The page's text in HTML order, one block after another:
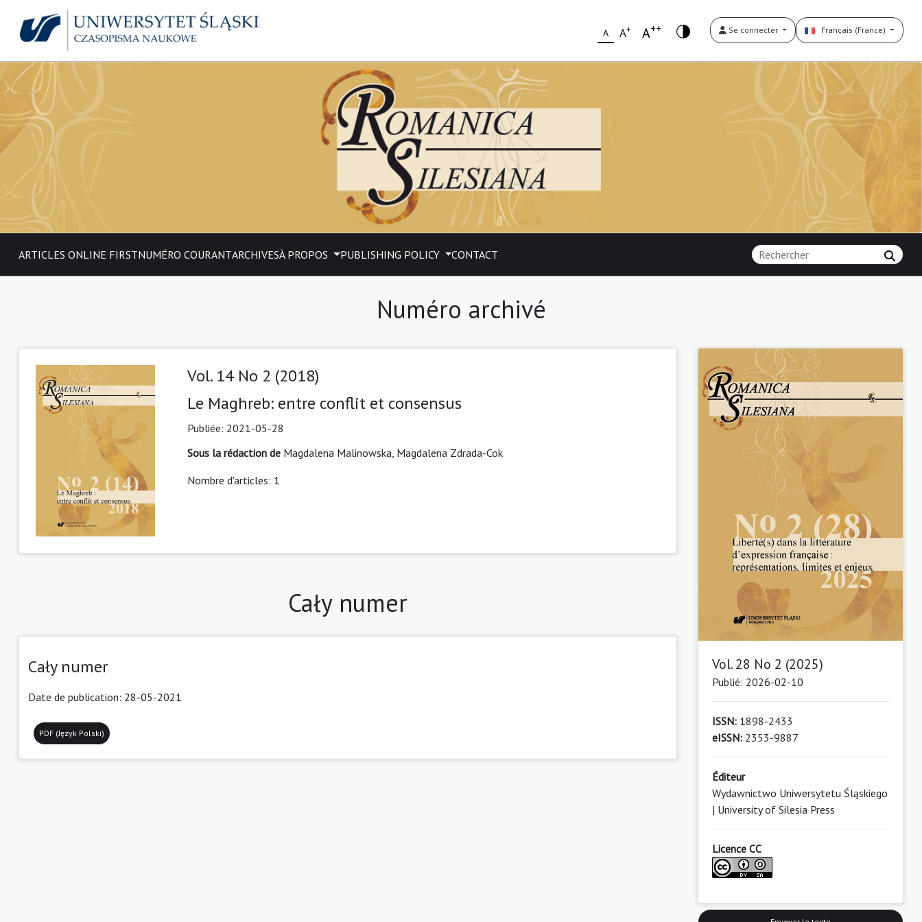
A A+ A++ Se connecter Français (France)
ARTICLES ONLINE FIRSTNUMÉRO COURANTARCHIVESÀ PROPOS PUBLISHING POLICY CONTACT
Numéro archivé
Vol. 14 No 2 (2018)
Le Maghreb: entre conflit et consensus
Publiée: 2021-05-28
Sous la rédaction de Magdalena Malinowska, Magdalena Zdrada-Cok
Nombre d'articles: 1
Cały numer
Cały numer
Date de publication: 28-05-2021
PDF (Język Polski)
Vol. 28 No 2 (2025)
Publié: 2026-02-10
ISSN: 1898-2433
eISSN: 2353-9887
Éditeur
Wydawnictwo Uniwersytetu Śląskiego
| University of Silesia Press
Licence CC